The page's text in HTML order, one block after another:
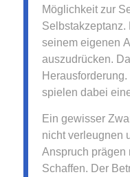
Möglichkeit zur
Selbstakzeptanz.
seinem eigenen
auszudrücken.
spielen dabei
Ein gewisser
nicht verleugnen
Anspruch prägen
Schaffen. Der